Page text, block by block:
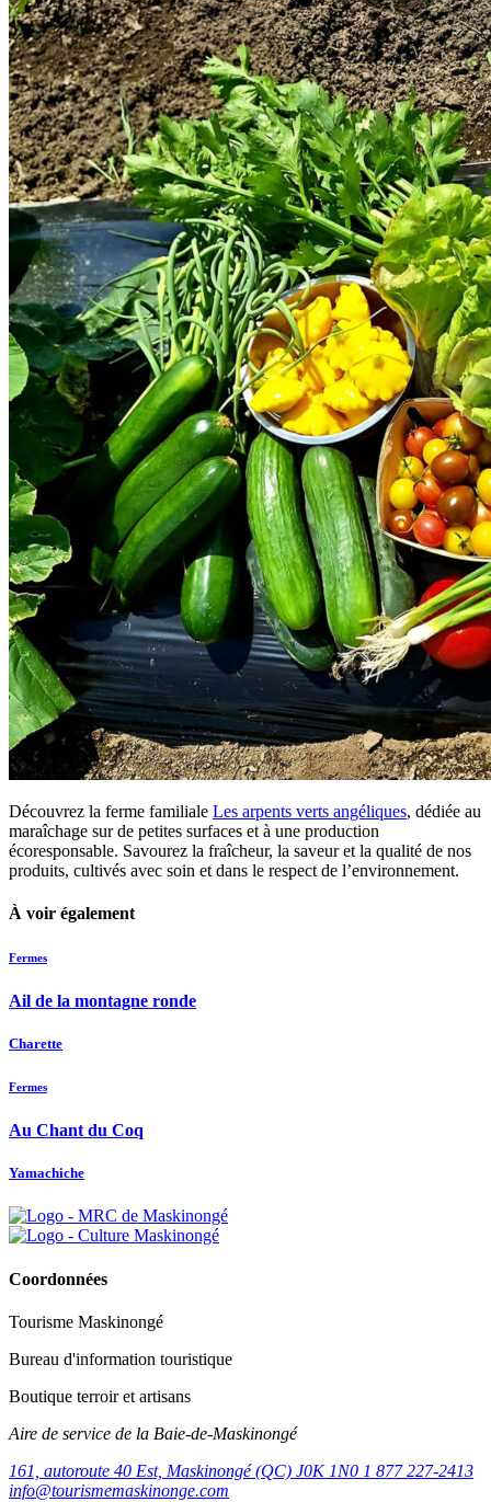
Découvrez la ferme familiale Les arpents verts angéliques, dédiée au
maraîchage sur de petites surfaces et à une production
écoresponsable. Savourez la fraîcheur, la saveur et la qualité de nos
produits, cultivés avec soin et dans le respect de l’environnement.
À voir également
Fermes
Ail de la montagne ronde
Charette
Fermes
Au Chant du Coq
Yamachiche
Coordonnées
Tourisme Maskinongé
Bureau d'information touristique
Boutique terroir et artisans
Aire de service de la Baie-de-Maskinongé
161, autoroute 40 Est, Maskinongé (QC) J0K 1N0 1 877 227-2413
info@tourismemaskinonge.com